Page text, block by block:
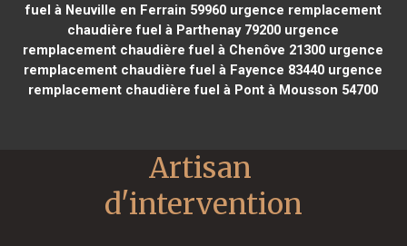
fuel à Neuville en Ferrain 59960urgence remplacement
chaudière fuel à Parthenay 79200 urgence
remplacement chaudière fuel à Chenôve 21300 urgence
remplacement chaudière fuel à Fayence 83440 urgence
remplacement chaudière fuel à Pont à Mousson 54700
Artisan
d'intervention